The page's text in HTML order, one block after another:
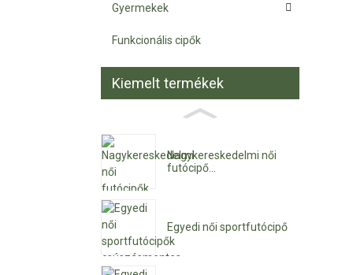
Gyermekek
Funkcionális cipők
Kiemelt termékek
Nagykereskedelmi női
futócipő...
Egyedi női sportfutócipő